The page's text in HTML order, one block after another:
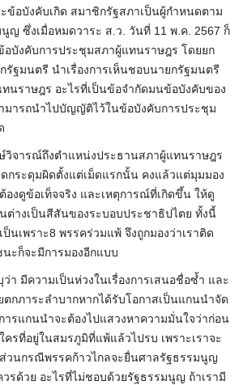
ข้อบังคับเกิด สมาชิกรัฐสภาเป็นผู้กำหนดตาม
ซึ่งเมื่อหมดวาระ ส.ว. วันที่ 11 พ.ค. 2567 ก็
บังคับการประชุมสภาผู้แทนราษฎร โดยยก
กรัฐมนตรี นำเรื่องการเห็นชอบนายกรัฐมนตรี
นราษฎร อะไรที่เป็นข้อจำกัดมนข้อบังคับของ
มารถนำไปบัญญัติไว้ในข้อบังคับการประชุม
วิจารณ์ถึงตำแหน่งประธานสภาผู้แทนราษฎร
กระดุมผิดตั้งแต่เม็ดแรกนั้น คงแล้วแต่มุมมอง
องดูข้อเท็จจริง และเหตุการณ์ที่เกิดขึ้น ให้ดู
นต่างเป็นสีสันของระบอบประชาธิปไตย ทั้งนี้
นเพราะ8 พรรคร่วมแพ้ จึงถูกมองว่าเราติด
ะก็จะมีการมองอีกแบบ
มีความเป็นห่วงในเรื่องการเสนอชื่อซ้ำ และ
ตกภาระลำบากหากได้รับโอกาสเป็นแกนนำจัด
ารแกนนำจะต้องไปแสวงหาความมั่นใจว่าก่อน
ครที่อยู่ในสมรภูมิที่แพ้แล้วไปรบ เพราะเราจะ
ส่วนกรณีพรรคก้าวไกลจะยื่นศาลรัฐธรรมนูญ
รด้วย อะไรที่ไม่ชอบด้วยรัฐธรรมนูญ ถ้าเรามี